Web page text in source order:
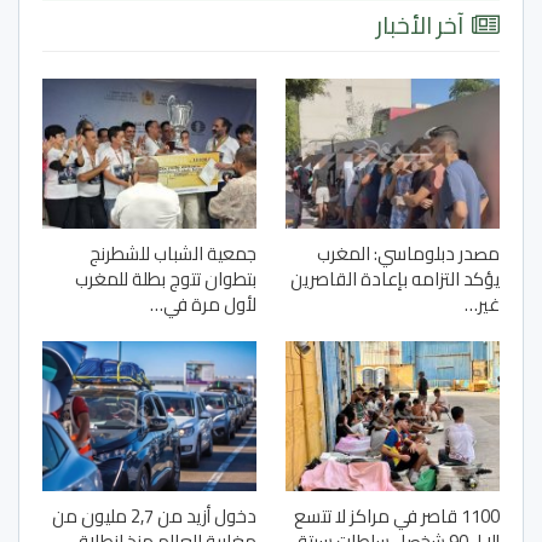
آخر الأخبار
مصدر دبلوماسي: المغرب
يؤكد التزامه بإعادة القاصرين
غير…
جمعية الشباب للشطرنج
بتطوان تتوج بطلة للمغرب
لأول مرة في…
1100 قاصر في مراكز لا تتسع دخول أزيد من 2,7 مليون من